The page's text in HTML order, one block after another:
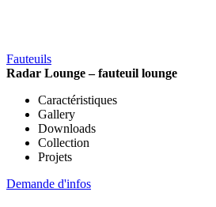
Fauteuils
Radar Lounge – fauteuil lounge
Caractéristiques
Gallery
Downloads
Collection
Projets
Demande d'infos